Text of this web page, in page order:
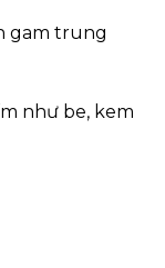
gam trung
như be, kem